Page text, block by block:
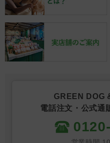
GREEN DOG
電話注文・公式通